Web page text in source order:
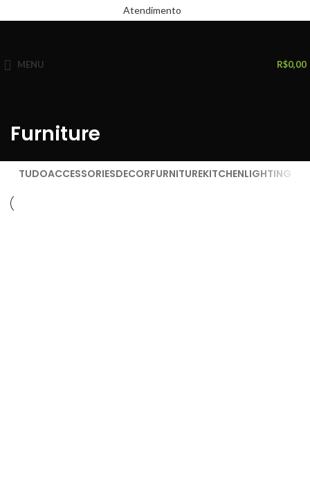
Atendimento
MENU R$0,00
Furniture
TUDOACCESSORIESDECORFURNITUREKITCHENLIGHTING